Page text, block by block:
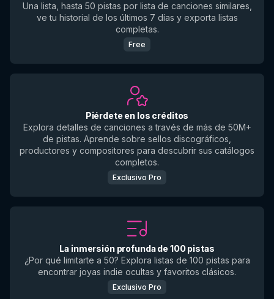
Una lista, hasta 50 pistas por lista de canciones similares,
ve tu historial de los últimos 7 días y exporta listas
completas.
Free
Piérdete en los créditos
Explora detalles de canciones a través de más de 50M+
de pistas. Aprende sobre sellos discográficos,
productores y compositores para descubrir sus catálogos
completos.
Exclusivo Pro
La inmersión profunda de 100 pistas
¿Por qué limitarte a 50? Explora listas de 100 pistas para
encontrar joyas indie ocultas y favoritos clásicos.
Exclusivo Pro